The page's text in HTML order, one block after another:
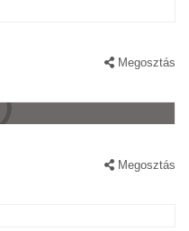
Megosztás
Megosztás